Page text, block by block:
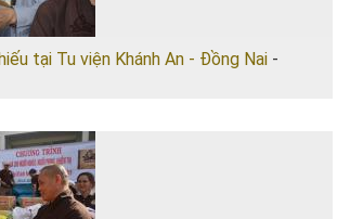
tại Tu viện Khánh An - Đồng Nai -